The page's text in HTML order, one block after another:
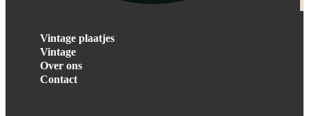
Vintage plaatjes
Vintage
Over ons
Contact